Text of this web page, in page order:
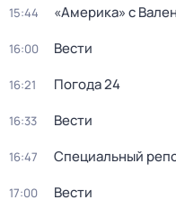
15:44 «Америка» с
16:00 Вести
16:21 Погода 24
16:33 Вести
16:47 Специальный
17:00 Вести